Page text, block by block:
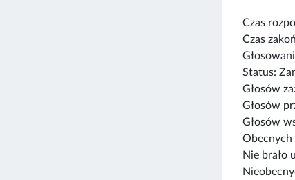
Czas
Czas
Status:
Głosów
Głosów
Głosów
Obecnych
Nie brało